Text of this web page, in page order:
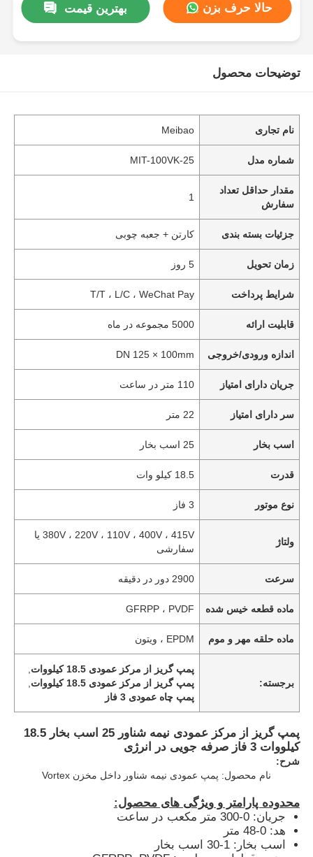
بهترین قیمت حالا حرف بزن
توضیحات محصول
نام تجاری Meibao
شماره مدل MIT-100VK-25
مقدار حداقل تعداد
سفارش
1
جزئیات بسته بندی کارتن + جعبه چوبی
زمان تحویل 5 روز
شرایط پرداخت T/T ، L/C ، WeChat Pay
قابلیت ارائه 5000 مجموعه در ماه
اندازه ورودی/خروجی DN 125 × 100mm
جریان دارای امتیاز 110 متر در ساعت
سر دارای امتیاز 22 متر
اسب بخار 25 اسب بخار
قدرت 18.5 کیلو وات
نوع موتور 3 فاز
ولتاژ
380V ، 220V ، 110V ، 400V ، 415V یا
سفارشی
سرعت 2900 دور در دقیقه
ماده قطعه خیس شده GFRPP ، PVDF
ماده حلقه مهر و موم EPDM ، ویتون
برجسته:
پمپ گریز از مرکز عمودی 18.5 کیلووات
پمپ گریز از مرکز عمودی 18.5 کیلووات
پمپ چاه عمودی 3 فاز
پمپ گریز از مرکز عمودی نیمه شناور 25 اسب بخار 18.5
کیلووات 3 فاز صرفه جویی در انرژی
شرح:
نام محصول: پمپ عمودی نیمه شناور داخل مخزن Vortex
محدوده پارامتر و ویژگی های محصول:
جریان: 0-300 متر مکعب در ساعت
هد: 0-48 متر
اسب بخار: 1-30 اسب بخار